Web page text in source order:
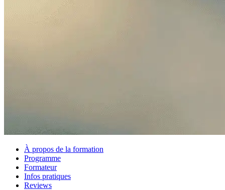
À propos de la formation
Programme
Formateur
Infos pratiques
Reviews